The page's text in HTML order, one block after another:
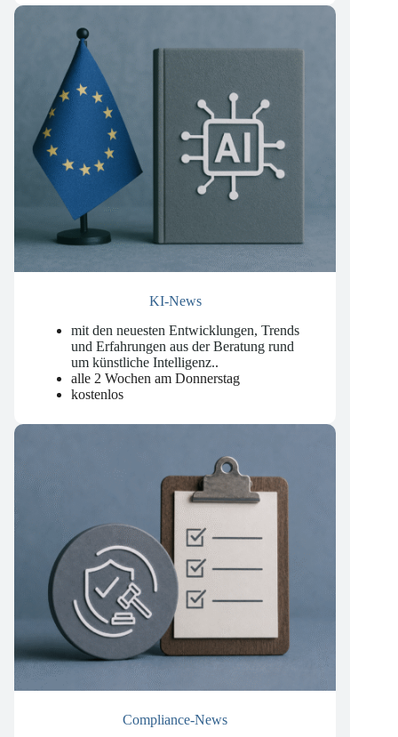
mit den neuesten Entwicklungen, Trends
und Erfahrungen aus der Beratung rund
um künstliche Intelligenz..
alle 2 Wochen am Donnerstag